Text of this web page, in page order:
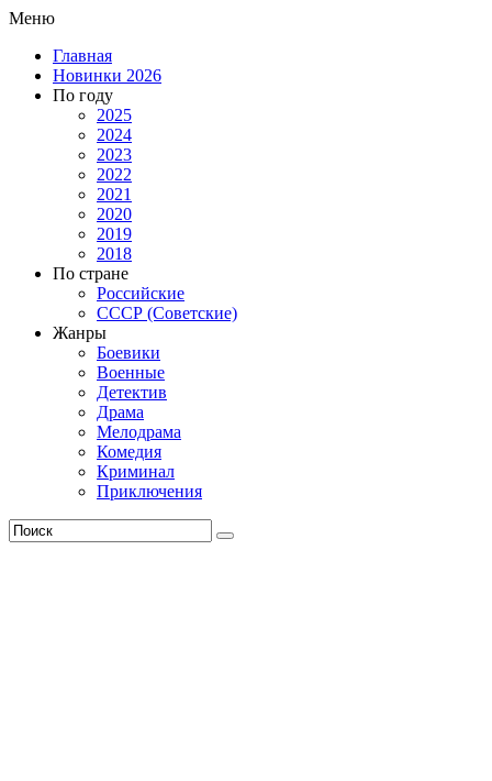
Меню
Главная
Новинки 2026
По году
2025
2024
2023
2022
2021
2020
2019
2018
По стране
Российские
СССР (Советские)
Жанры
Боевики
Военные
Детектив
Драма
Мелодрама
Комедия
Криминал
Приключения